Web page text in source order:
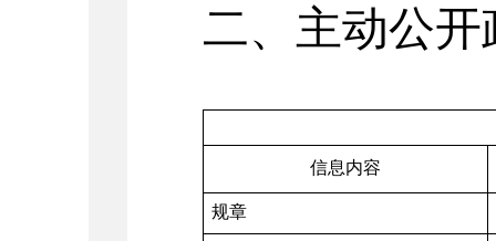
二、主动公
信息内容
规章